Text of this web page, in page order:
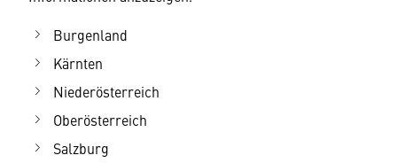
Burgenland
Kärnten
Niederösterreich
Oberösterreich
Salzburg